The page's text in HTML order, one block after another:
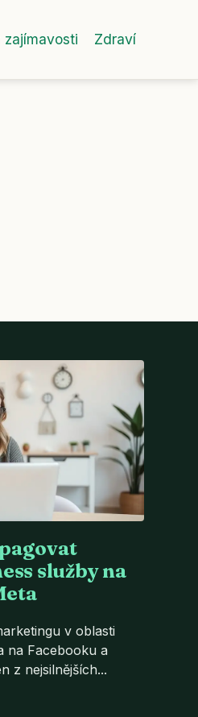
zajímavosti Zdraví
služby na
v oblasti
na Facebooku a
z nejsilnějších...